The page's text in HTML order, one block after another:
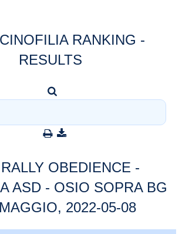
RANKING -
RESULTS
OBEDIENCE -
ASD - OSIO SOPRA BG
2022-05-08